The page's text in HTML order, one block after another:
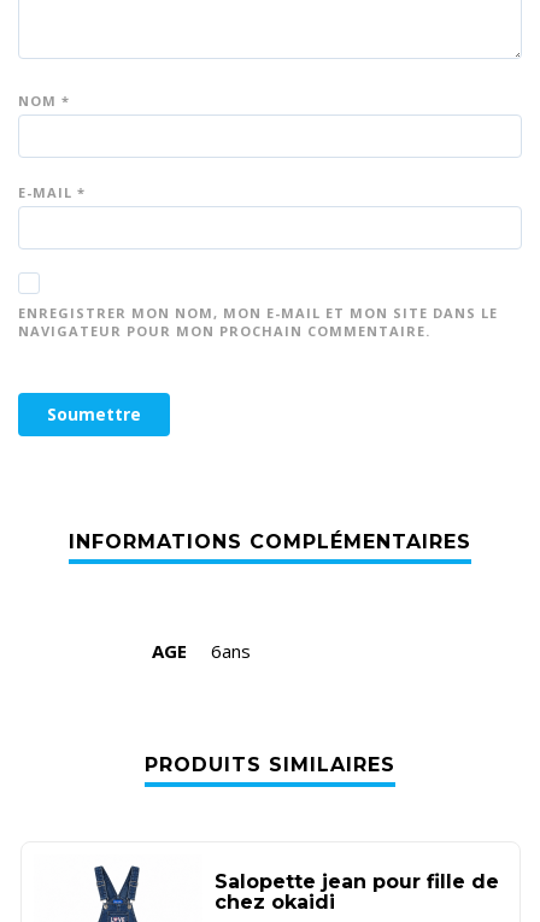
NOM *
E-MAIL *
ENREGISTRER MON NOM, MON E-MAIL ET MON SITE DANS LE
NAVIGATEUR POUR MON PROCHAIN COMMENTAIRE.
AGE 6ans
PRODUITS SIMILAIRES
Salopette jean pour fille de
chez okaidi